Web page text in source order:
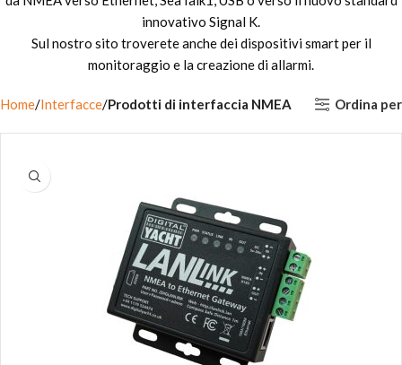
innovativo Signal K.
Sul nostro sito troverete anche dei dispositivi smart per il
monitoraggio e la creazione di allarmi.
Home Interfacce Prodotti di interfaccia NMEA Ordina per